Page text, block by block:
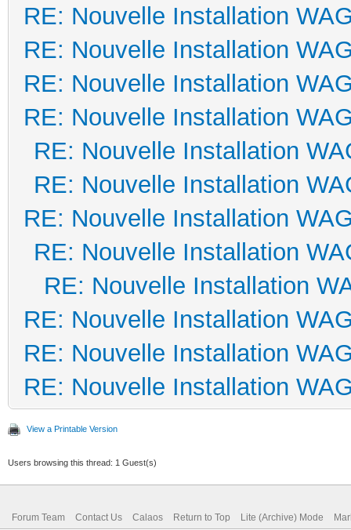
RE: Nouvelle Installation
RE: Nouvelle Installation
RE: Nouvelle Installation
RE: Nouvelle Installation
RE: Nouvelle Installation
RE: Nouvelle Installation
RE: Nouvelle Installation
RE: Nouvelle Installation
RE: Nouvelle Installation
RE: Nouvelle Installation
RE: Nouvelle Installation
RE: Nouvelle Installation
View a Printable Version
Users browsing this thread: 1 Guest(s)
Forum Team Contact Us Calaos Return to Top Lite (Archive) Mode